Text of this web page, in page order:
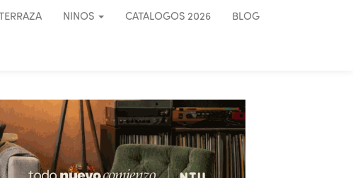
TERRAZA NINOS CATALOGOS 2026 BLOG